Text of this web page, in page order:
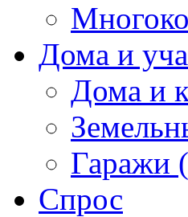
Дома и
Дома и
Гаражи
Спрос